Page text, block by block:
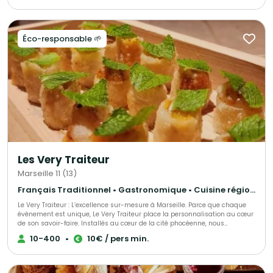
Éco-responsable 🌱
Les Very Traiteur
Marseille 11 (13)
Français Traditionnel • Gastronomique • Cuisine régionale
Le Very Traiteur : L’excellence sur-mesure à Marseille. Parce que chaque
événement est unique, Le Very Traiteur place la personnalisation au cœur
de son savoir-faire. Installés au cœur de la cité phocéenne, nous
concevons des expériences culinaires qui vous ressemblent. Que vous
soyez un particulier célébrant un moment de vie ou une entreprise en
une logistique sans faille et ce petit "plus" qui rendra votre réception
10-400 • 10€ / pers min.